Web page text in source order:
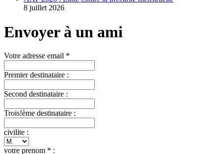
8 juillet 2026
Envoyer à un ami
Votre adresse email *
Premier destinataire :
Second destinataire :
Trois!ème destinataire :
civilite :
votre prenom * :